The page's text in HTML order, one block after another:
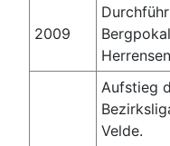
2009
Aufstieg
Velde.